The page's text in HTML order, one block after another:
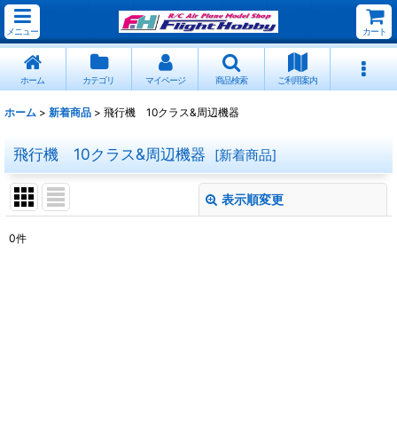
メニュー カート
ホーム カテゴリ マイページ 商品検索 ご利用案内
ホーム > 新着商品 > 飛行機 10クラス&周辺機器
飛行機 10クラス&周辺機器 [新着商品]
表示順変更
0件